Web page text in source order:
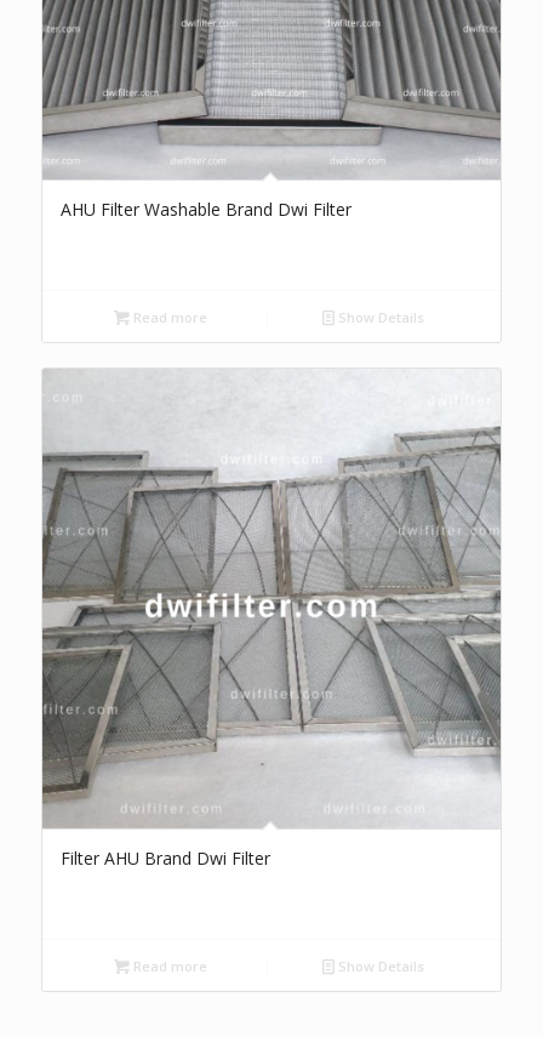
AHU Filter Washable Brand Dwi Filter
Read more Show Details
Filter AHU Brand Dwi Filter
Read more Show Details